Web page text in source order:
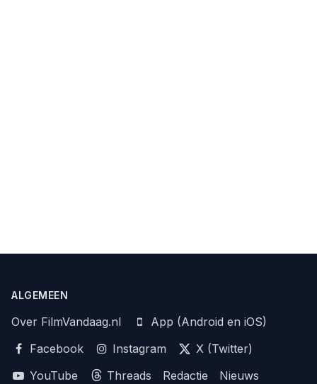
ALGEMEEN
Over FilmVandaag.nl
App (Android en iOS)
Facebook
Instagram
X (Twitter)
YouTube
Threads Redactie
Nieuws